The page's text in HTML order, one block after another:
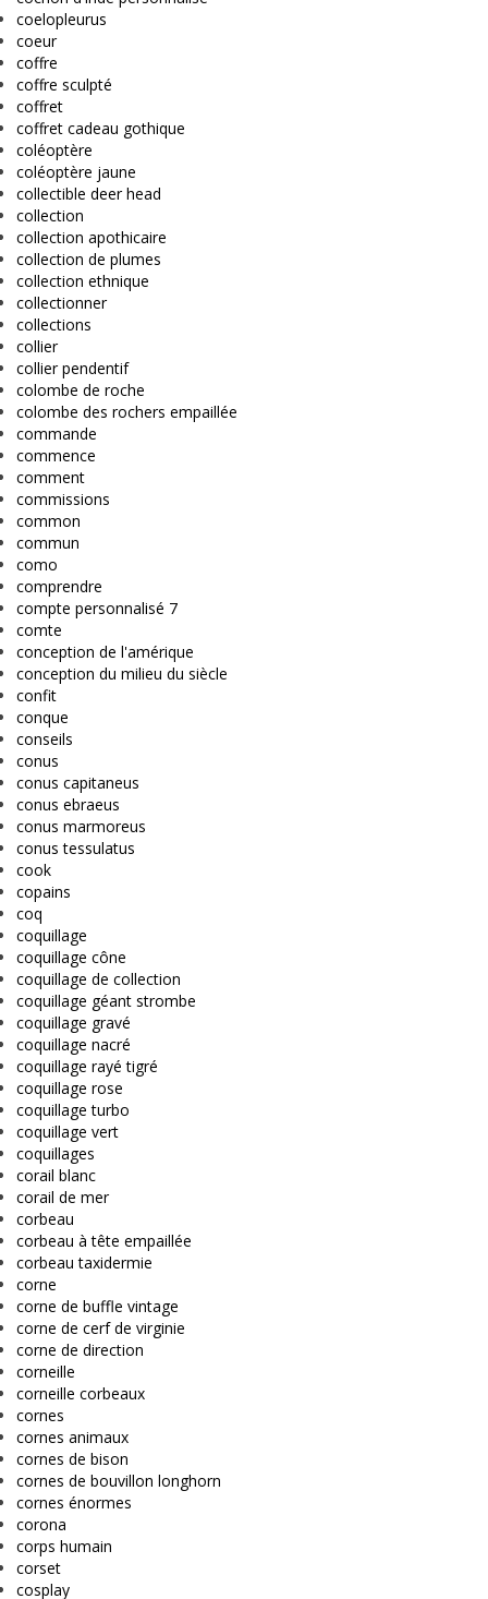
coelopleurus
coeur
coffre
coffre sculpté
coffret
coffret cadeau gothique
coléoptère
coléoptère jaune
collectible deer head
collection
collection apothicaire
collection de plumes
collection ethnique
collectionner
collections
collier
collier pendentif
colombe de roche
colombe des rochers empaillée
commande
commence
comment
commissions
common
commun
como
comprendre
compte personnalisé 7
comte
conception de l'amérique
conception du milieu du siècle
confit
conque
conseils
conus
conus capitaneus
conus ebraeus
conus marmoreus
conus tessulatus
cook
copains
coq
coquillage
coquillage cône
coquillage de collection
coquillage géant strombe
coquillage gravé
coquillage nacré
coquillage rayé tigré
coquillage rose
coquillage turbo
coquillage vert
coquillages
corail blanc
corail de mer
corbeau
corbeau à tête empaillée
corbeau taxidermie
corne
corne de buffle vintage
corne de cerf de virginie
corne de direction
corneille
corneille corbeaux
cornes
cornes animaux
cornes de bison
cornes de bouvillon longhorn
cornes énormes
corona
corps humain
corset
cosplay